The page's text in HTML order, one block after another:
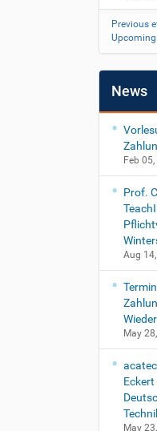
Previous
News
Feb
Prof.
Aug
May
May